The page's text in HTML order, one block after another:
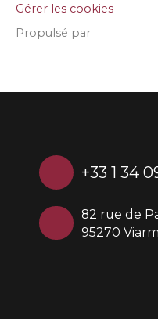
Gérer les cookies
Propulsé par
+33 1 34
82 rue de
95270